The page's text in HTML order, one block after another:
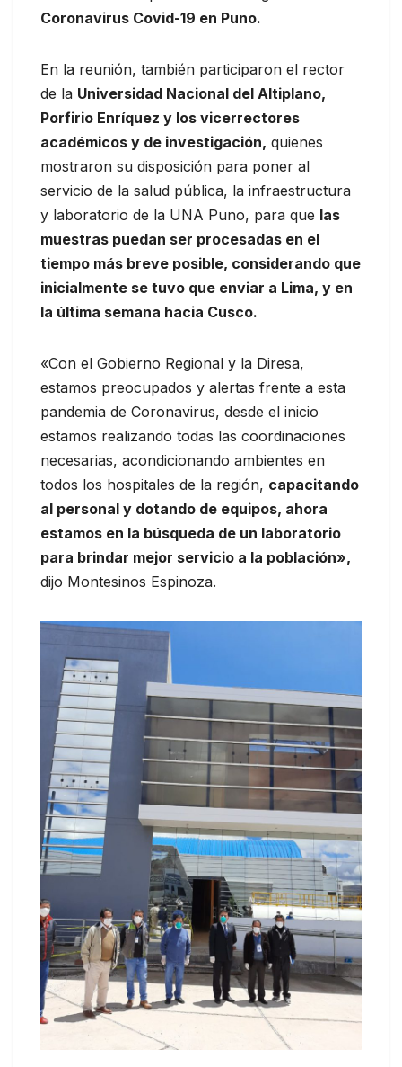
Coronavirus Covid-19 en Puno.
En la reunión, también participaron el rector
de la Universidad Nacional del Altiplano,
Porfirio Enríquez y los vicerrectores
académicos y de investigación, quienes
mostraron su disposición para poner al
servicio de la salud pública, la infraestructura
y laboratorio de la UNA Puno, para que las
muestras puedan ser procesadas en el
tiempo más breve posible, considerando que
inicialmente se tuvo que enviar a Lima, y en
la última semana hacia Cusco.
«Con el Gobierno Regional y la Diresa,
estamos preocupados y alertas frente a esta
pandemia de Coronavirus, desde el inicio
estamos realizando todas las coordinaciones
necesarias, acondicionando ambientes en
todos los hospitales de la región, capacitando
al personal y dotando de equipos, ahora
estamos en la búsqueda de un laboratorio
para brindar mejor servicio a la población»,
dijo Montesinos Espinoza.